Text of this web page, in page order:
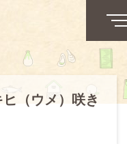
（ウメ）咲き